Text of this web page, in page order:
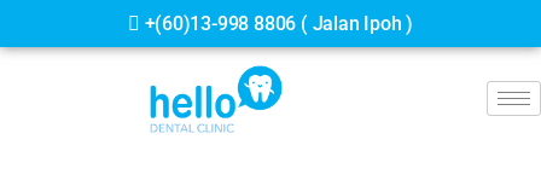
+(60)13-998 8806 ( Jalan Ipoh )